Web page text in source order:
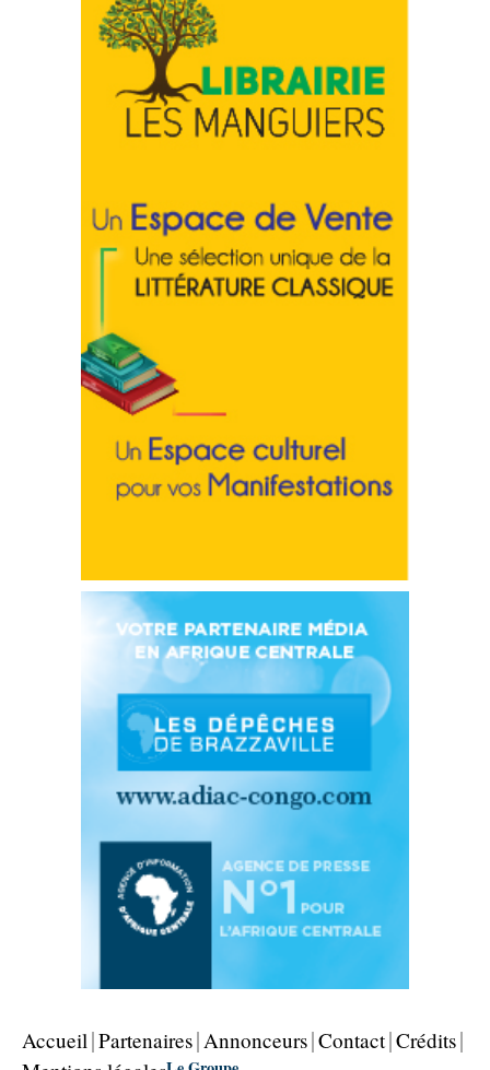
Accueil Partenaires Annonceurs Contact Crédits